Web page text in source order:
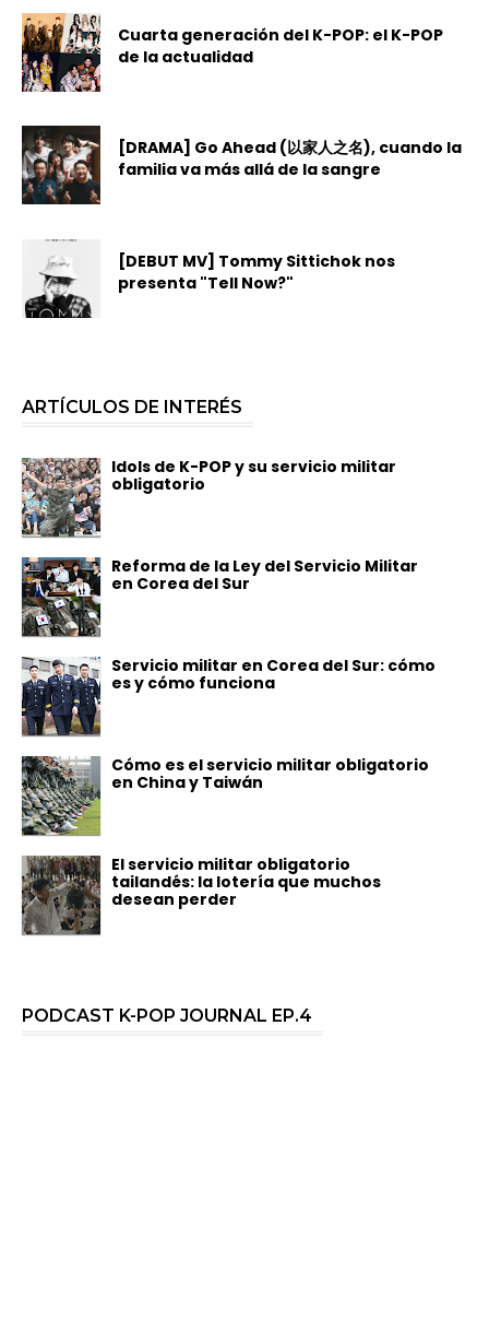
Cuarta generación del K-POP: el K-POP
de la actualidad
[DRAMA] Go Ahead (以家人之名), cuando la
familia va más allá de la sangre
[DEBUT MV] Tommy Sittichok nos
presenta "Tell Now?"
ARTÍCULOS DE INTERÉS
Idols de K-POP y su servicio militar
obligatorio
Reforma de la Ley del Servicio Militar
en Corea del Sur
Servicio militar en Corea del Sur: cómo
es y cómo funciona
Cómo es el servicio militar obligatorio
en China y Taiwán
El servicio militar obligatorio
tailandés: la lotería que muchos
desean perder
PODCAST K-POP JOURNAL EP.4